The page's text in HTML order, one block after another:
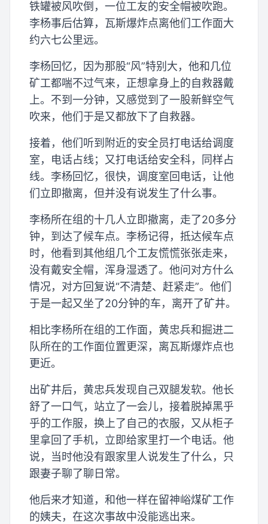
铁罐被风吹倒，一位工友的安全帽被吹跑。
李杨事后估算，瓦斯爆炸点离他们工作面大
约六七公里远。
李杨回忆，因为那股“风”特别大，他和几位
矿工都喘不过气来，正想拿身上的自救器戴
上。不到一分钟，又感觉到了一股新鲜空气
吹来，他们于是又都放下了自救器。
接着，他们听到附近的安全员打电话给调度
室，电话占线；又打电话给安全科，同样占
线。李杨回忆，很快，调度室回电话，让他
们立即撤离，但并没有说发生了什么事。
李杨所在组的十几人立即撤离，走了20多分
钟，到达了候车点。李杨记得，抵达候车点
时，他看到其他组几个工友慌慌张张走来，
没有戴安全帽，浑身湿透了。他问对方什么
情况，对方回复说“不清楚、赶紧走”。他们
于是一起又坐了20分钟的车，离开了矿井。
相比李杨所在组的工作面，黄忠兵和掘进二
队所在的工作面位置更深，离瓦斯爆炸点也
更近。
出矿井后，黄忠兵发现自己双腿发软。他长
舒了一口气，站立了一会儿，接着脱掉黑乎
乎的工作服，换上了自己的衣服，又从柜子
里拿回了手机，立即给家里打一个电话。他
说，当时他没有跟家里人说发生了什么，只
跟妻子聊了聊日常。
他后来才知道，和他一样在留神峪煤矿工作
的姨夫，在这次事故中没能逃出来。